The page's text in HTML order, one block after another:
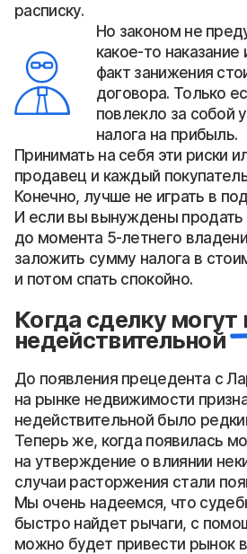
расписку.
Но законом не
какое-то
факт занижения
договора. Только
повлекло за собой
налога на прибыль.
Принимать на себя эти риски
продавец и каждый
Конечно, лучше не играть в
И если вы вынуждены продать
до момента 5-летнего
заложить сумму налога в
и потом спать спокойно.
Когда сделку могут
недействительной
До появления прецедента с
на рынке недвижимости
недействительной было
Теперь же, когда появилась
на утверждение о влиянии
случаи расторжения стали
Мы очень надеемся, что
быстро найдет рычаги, с
можно будет привести рынок